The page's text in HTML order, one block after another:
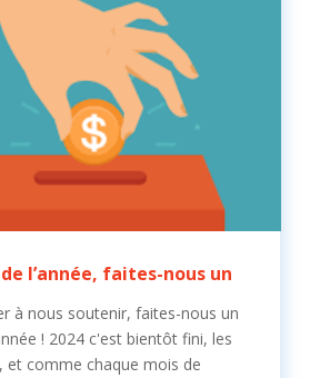
l’année, faites-nous un
à nous soutenir, faites-nous un
! 2024 c'est bientôt fini, les
et comme chaque mois de